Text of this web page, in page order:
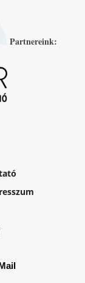
Partnereink: